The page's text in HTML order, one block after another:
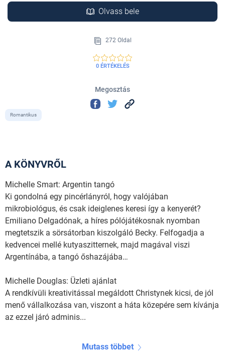
Olvass bele
272 Oldal
0 ÉRTÉKELÉS
Megosztás
Romantikus
A KÖNYVRŐL
Michelle Smart: Argentin tangó
Ki gondolná egy pincérlányról, hogy valójában
mikrobiológus, és csak ideiglenes keresi így a kenyerét?
Emiliano Delgadónak, a híres pólójátékosnak nyomban
megtetszik a sörsátorban kiszolgáló Becky. Felfogadja a
kedvencei mellé kutyaszitternek, majd magával viszi
Argentínába, a tangó őshazájába…
Michelle Douglas: Üzleti ajánlat
A rendkívüli kreativitással megáldott Christynek kicsi, de jól
menő vállalkozása van, viszont a háta közepére sem kívánja
az ezzel járó adminis...
Mutass többet